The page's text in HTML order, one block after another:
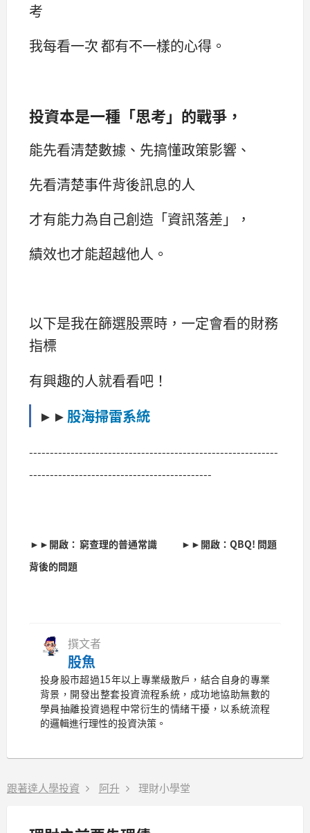
考
我每看一次 都有不一樣的心得。
投資本是一種「思考」的戰爭，
能先看清楚數據、先搞懂政策影響、
先看清楚事件背後訊息的人
才有能力為自己創造「資訊落差」，
績效也才能超越他人。
以下是我在篩選股票時，一定會看的財務
指標
有興趣的人就看看吧！
►► 股海掃雷系統
------------------------------------------------------------
--------------------------------------------
►►開啟： 窮查理的普通常識
►►開啟：QBQ! 問題
背後的問題
撰文者
股魚
投身股市超過15年以上專業級散戶，結合自身的專業
背景，開發出整套投資流程系統，成功地協助無數的
學員抽離投資過程中常衍生的情緒干擾，以系統流程
的邏輯進行理性的投資決策。
跟著達人學投資 阿升 理財小學堂